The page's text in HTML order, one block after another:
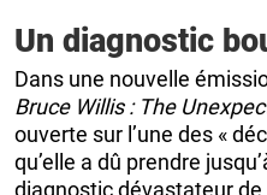
Un diagnostic
Dans une nouvelle
Bruce Willis : The
ouverte sur l’une des «
qu’elle a dû prendre
diagnostic dévastateur de